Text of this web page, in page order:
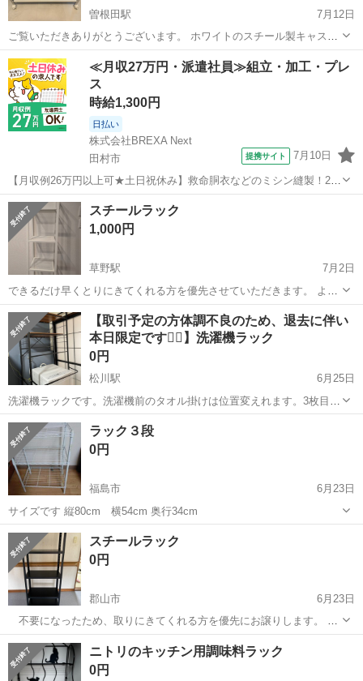
曽根田駅
7月12日
ご覧いただきありがとうございます。 ホワイトのスチール製キャスタ
ー付きラック、2段式です。 スチールフレームにパンチングメタルが
組み合わさったインダストリアルモダンなテレビボードになります 収
納スペースもありキャスタ...
福島 福島市 曽根田駅 収納家具
≪月収27万円・派遣社員≫組立・加工・プレ
ス
時給1,300円
日払い
株式会社BREXA Next
田村市
提携サイト 7月10日
【月収例26万円以上可★土日祝休み】救命胴衣などのミシン縫製！20
代～50代の男女大活躍中★日払い制度あり！マイカー通勤OK＆無料駐
車場完備！食堂利用可★交通費支給◎《福島県田村市》 人気の工場の
お仕事 ◇救命胴衣などのミ...
福島 田村市
スチールラック
1,000円
草野駅
7月2日
できるだけ早くとりにきてくれる方を優先させていただきます。 よろ
しくおねがいします。 幅 350×350 300 250 200 高さ 1500 4段になっ
ていて下から350~200になってます
福島 いわき市 草野駅 収納家具
【取引予定の方体調不良のため、退去に伴い
本日限定です🙇‍♂️】洗濯機ラック
0円
松川駅
6月25日
洗濯機ラックです。洗濯機前のタオル掛けは位置変えれます。3枚目は
購入時に組み立てた写真です。 6/27引っ越しで荷物片付けるため、27
日に取りに来てくれる方限定です。中古品であることをご理解いただ
ける方のみお願いします。こち...
福島 福島市 松川駅
ラック３段
0円
福島市
6月23日
サイズです 縦80cm 横54cm 奥行34cm
福島 福島市
スチールラック
0円
郡山市
6月23日
不要になったため、取りにきてくれる方を優先にお譲りします。 高
さ148cm 横60cm 奥行30cmになります。 お渡しは、分解してのお
渡しになります。
福島 郡山市 収納家具
ニトリのキッチン用調味料ラック
0円